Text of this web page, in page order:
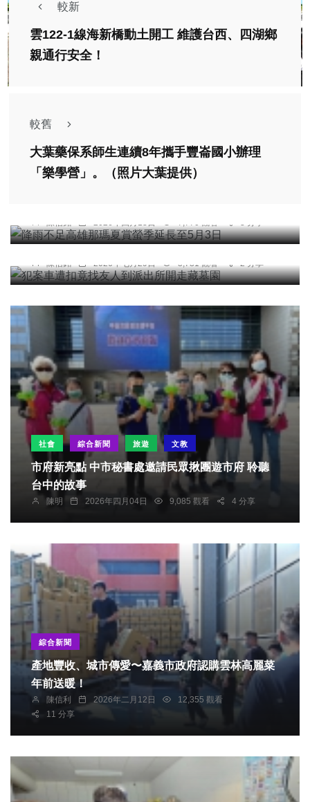
較新
雲122-1線海新橋動土開工 維護台西、四湖鄉
親通行安全！
較舊
大葉藥保系師生連續8年攜手豐崙國小辦理
「樂學營」。（照片大葉提供）
陳信銘 2026年四月13日 7,770 觀看 3 分享
社會
犯案車遭扣竟找友人到派出所開走藏墓園
陳信銘 2026年七月29日 5,731 觀看 2 分享
社會 綜合新聞 旅遊 文教
市府新亮點 中市秘書處邀請民眾揪團遊市府 聆聽
台中的故事
陳明 2026年四月04日 9,085 觀看 4 分享
綜合新聞
產地豐收、城市傳愛〜嘉義市政府認購雲林高麗菜
年前送暖！
陳信利 2026年二月12日
12,355 觀看
11 分享